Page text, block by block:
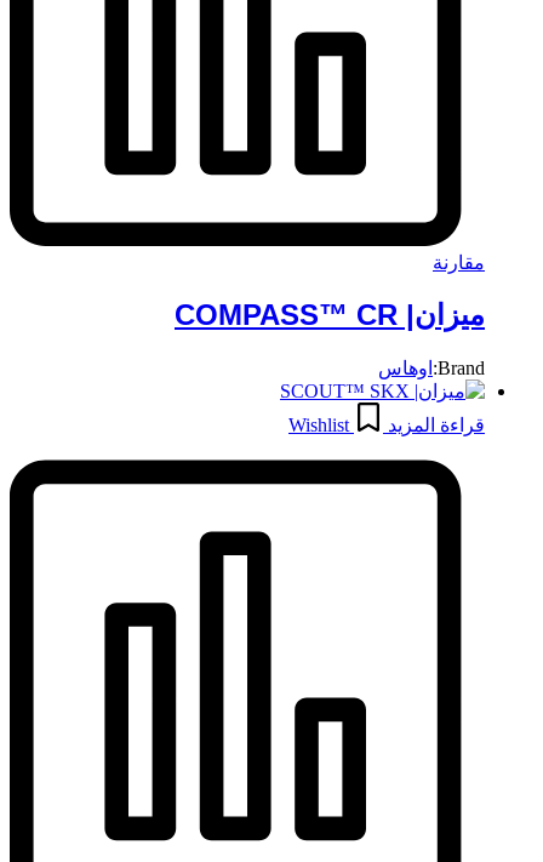
مقارنة
ميزان| COMPASS™ CR
Brand: اوهاس
قراءة المزيد Wishlist